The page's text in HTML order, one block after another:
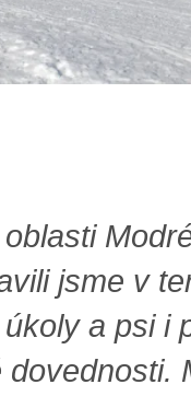
jsme v
a psi i